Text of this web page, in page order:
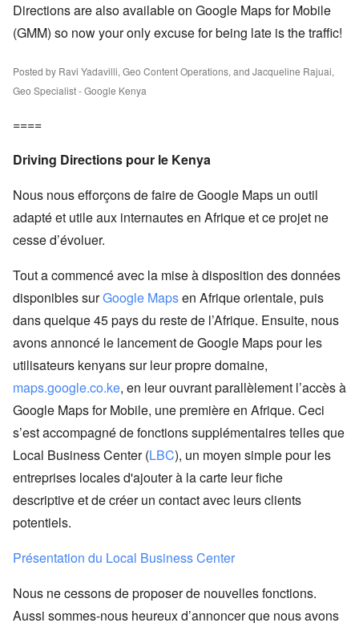
Directions are also available on Google Maps for Mobile
(GMM) so now your only excuse for being late is the traffic!
Posted by Ravi Yadavilli, Geo Content Operations, and Jacqueline Rajuai,
Geo Specialist - Google Kenya
====
Driving Directions pour le Kenya
Nous nous efforçons de faire de Google Maps un outil
adapté et utile aux internautes en Afrique et ce projet ne
cesse d’évoluer.
Tout a commencé avec la mise à disposition des données
disponibles surGoogle Mapsen Afrique orientale, puis
dans quelque 45 pays du reste de l’Afrique. Ensuite, nous
avons annoncé le lancement de Google Maps pour les
utilisateurs kenyans sur leur propre domaine,
maps.google.co.ke, en leur ouvrant parallèlement l’accès à
Google Maps for Mobile, une première en Afrique. Ceci
s’est accompagné de fonctions supplémentaires telles que
Local Business Center (LBC), un moyen simple pour les
entreprises locales d'ajouter à la carte leur fiche
descriptive et de créer un contact avec leurs clients
potentiels.
Présentation du Local Business Center
Nous ne cessons de proposer de nouvelles fonctions.
Aussi sommes-nous heureux d’annoncer que nous avons